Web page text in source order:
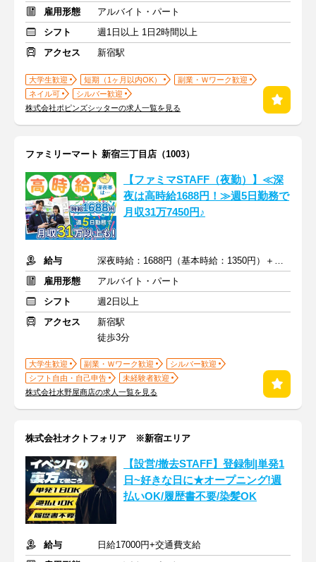
雇用形態
アルバイト・パート
シフト
週1日以上 1日2時間以上
アクセス
新宿駅
大学生歓迎 短期（1ヶ月以内OK）
副業・Ｗワーク歓迎
ネイル可
シルバー歓迎
株式会社ポピンズシッターの求人一覧を見る
ファミリーマート 新宿三丁目店（1003）
【ファミマSTAFF（夜勤）】≪深
夜は高時給1688円！≫週5日勤務で
月収31万7450円♪
給与
雇用形態
アルバイト・パート
シフト
週2日以上
アクセス
新宿駅
徒歩3分
大学生歓迎 副業・Ｗワーク歓迎
シルバー歓迎
シフト自由・自己申告
未経験者歓迎
株式会社水野屋商店の求人一覧を見る
株式会社オクトフォリア ※新宿エリア
【設営/撤去STAFF】登録制|単発1
日~好きな日に★オープニング!週
払いOK/履歴書不要/染髪OK
給与
日給17000円+交通費支給